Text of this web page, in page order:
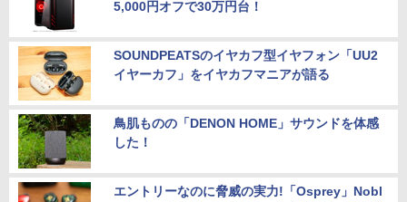
5,000円オフで30万円台！
SOUNDPEATSのイヤカフ型イヤフォン「UU2
イヤーカフ」をイヤカフマニアが語る
鳥肌ものの「DENON HOME」サウンドを体感
した！
エントリーなのに脅威の実力!「Osprey」Nobl